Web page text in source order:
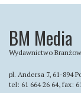
BM Media
Wydawnictwo
pl. Andersa 7, 61-894
tel: 61 664 26 64, fax: